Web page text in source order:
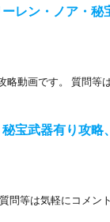
レン・ノア・
動画です。 質問等
宝武器有り攻略
等は気軽にコメン